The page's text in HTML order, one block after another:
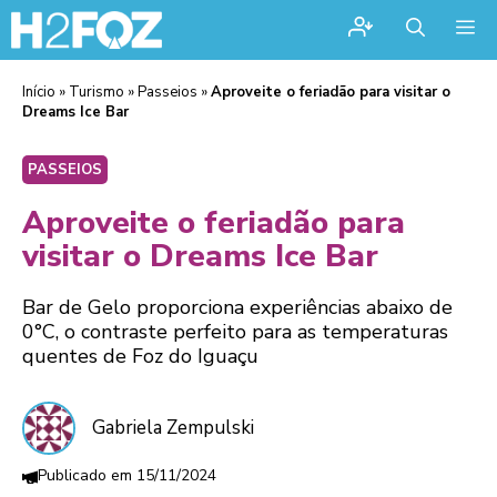
Início » Turismo »Passeios »Aproveite o feriadão para visitar o
Dreams Ice Bar
PASSEIOS
Aproveite o feriadão para
visitar o Dreams Ice Bar
Bar de Gelo proporciona experiências abaixo de
0°C, o contraste perfeito para as temperaturas
quentes de Foz do Iguaçu
Gabriela Zempulski
15/11/2024